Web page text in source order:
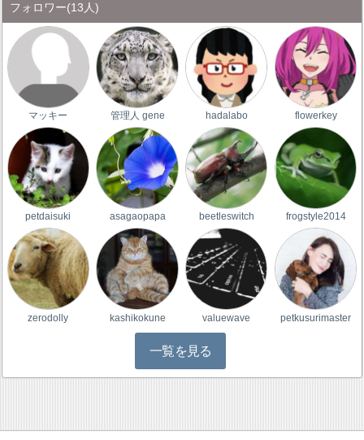
フォロワー(13人)
マッキー 管理人 gene hadalabo flowerkey
petdaisuki asagaopapa beetleswitch frogstyle2014
zerodolly kashikokune valuewave petkusurimaster
一覧を見る